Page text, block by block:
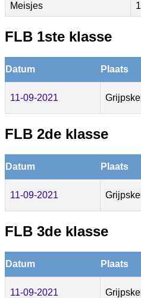
Meisjes
FLB 1ste klasse
Datum Plaats
11-09-2021
FLB 2de klasse
Datum Plaats
11-09-2021
FLB 3de klasse
Datum Plaats
11-09-2021